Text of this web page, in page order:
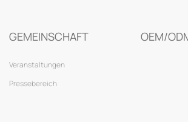
GEMEINSCHAFT
Veranstaltungen
Pressebereich
OEM/